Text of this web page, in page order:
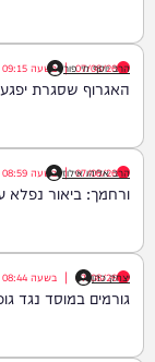
הרב יוסף חי פור
07/08/26
| בשעה 09:15
האגרוף שסגרת
הרב אליהו אילוז
07/08/26
| בשעה 08:59
ורחמך: ביאור נפלא
יצחק כהן
07/08/26
| בשעה 08:44
גורמים במוסד נגד